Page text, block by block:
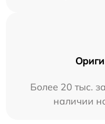
Более 20 тыс.
наличии